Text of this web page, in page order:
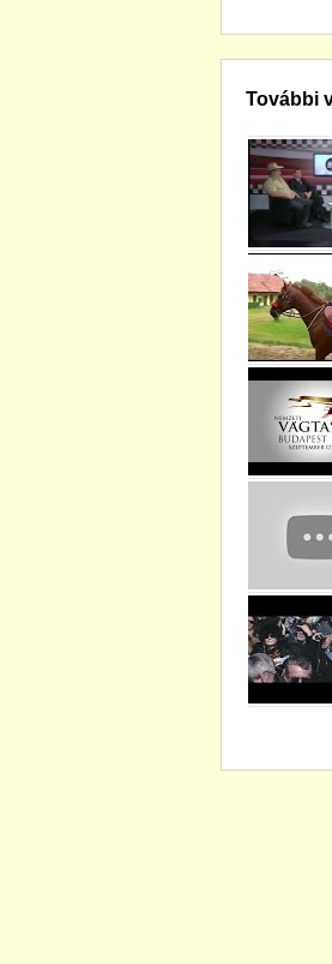
További